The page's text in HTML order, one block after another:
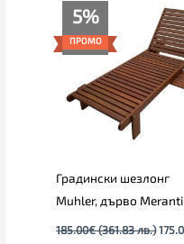
5%
ПРОМО
Градински шезлонг
Muhler, дърво Meranti
185.00€ (361.83 лв.)
price
was:
лв.).
Текущата
е:
175.00€
(342.27
лв.).